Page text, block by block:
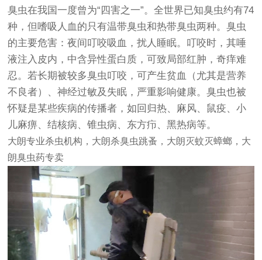
臭虫在我国一度曾为“四害之一”。全世界已知臭虫约有74
种，但嗜吸人血的只有温带臭虫和热带臭虫两种。臭虫
的主要危害：夜间叮咬吸血，扰人睡眠。叮咬时，其唾
液注入皮内，中含异性蛋白质，可致局部红肿，奇痒难
忍。若长期被较多臭虫叮咬，可产生贫血（尤其是营养
不良者）、神经过敏及失眠，严重影响健康。臭虫也被
怀疑是某些疾病的传播者，如回归热、麻风、鼠疫、小
儿麻痹、结核病、锥虫病、东方疖、黑热病等。
大朗专业杀虫机构 ，大朗杀臭虫跳蚤， 大朗灭蚊灭蟑螂 ，大
朗臭虫药专卖